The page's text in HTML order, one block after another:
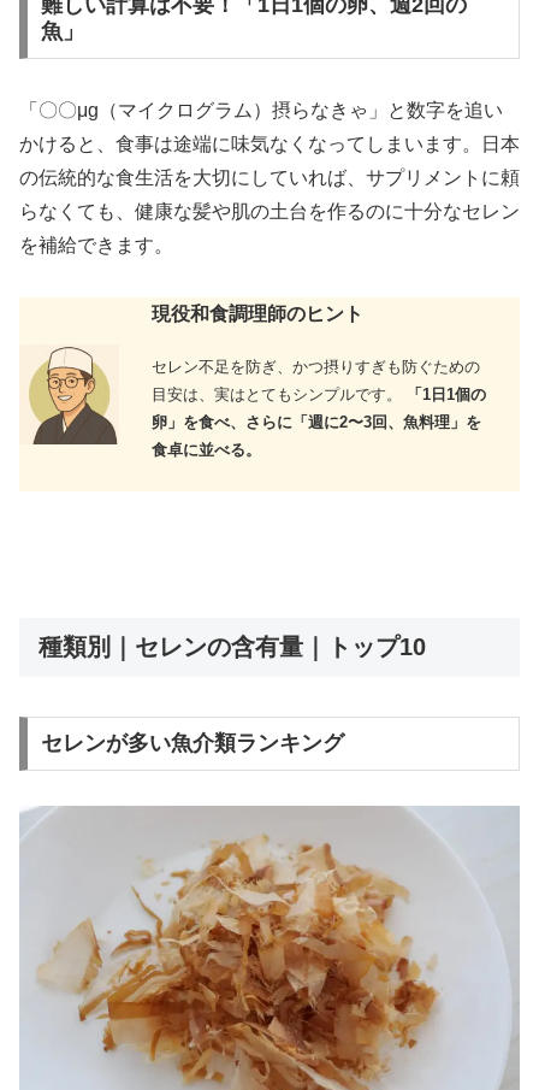
魚」
「〇〇μg（マイクログラム）摂らなきゃ」と数字を追い
かけると、食事は途端に味気なくなってしまいます。日本
の伝統的な食生活を大切にしていれば、サプリメントに頼
らなくても、健康な髪や肌の土台を作るのに十分なセレン
を補給できます。
現役和食調理師のヒント
セレン不足を防ぎ、かつ摂りすぎも防ぐための
目安は、実はとてもシンプルです。
「1日1個の
卵」を食べ、さらに「週に2〜3回、魚料理」を
食卓に並べる。
種類別｜セレンの含有量｜トップ10
セレンが多い魚介類ランキング